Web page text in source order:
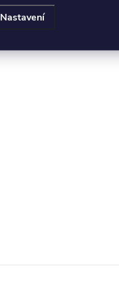
Nastavení